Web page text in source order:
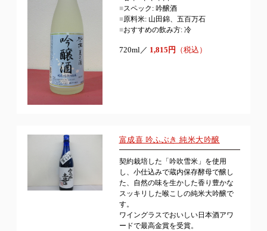
■スペック: 吟醸酒
■原料米: 山田錦、五百万石
■おすすめの飲み方: 冷
720ml／ 1,815円 （税込）
富成喜 吟ふぶき 純米大吟醸
契約栽培した「吟吹雪米」を使用
し、小仕込みで蔵内保存酵母で醸し
た、自然の味を生かした香り豊かな
スッキリした喉こしの純米大吟醸で
す。
ワイングラスでおいしい日本酒アワ
ードで最高金賞を受賞。